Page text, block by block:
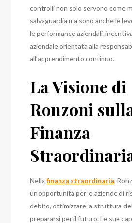
controlli non solo servono come
salvaguardia ma sono anche le
le performance aziendali,
aziendale orientata alla
all’apprendimento continuo.
La Visione di
Ronzoni
Finanza
Nellafinanza straordinaria,
un’opportunità per le aziende di
debito, ottimizzare la struttura
prepararsi per il futuro. Le sue